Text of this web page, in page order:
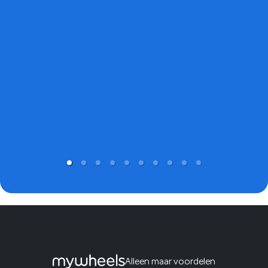
Alleen maar voordelen